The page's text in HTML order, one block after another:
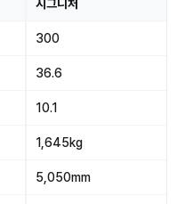
시그니처
300
36.6
10.1
1,645kg
5,050mm